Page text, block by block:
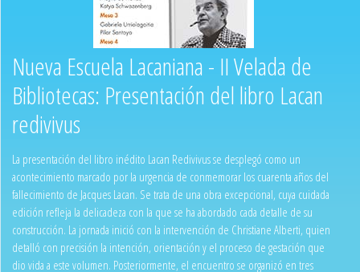
Nueva Escuela Lacaniana - II Velada de
Bibliotecas: Presentación del libro Lacan
redivivus
La presentación del libro inédito Lacan Redivivus se desplegó como un
acontecimiento marcado por la urgencia de conmemorar los cuarenta años del
fallecimiento de Jacques Lacan. Se trata de una obra excepcional, cuya cuidada
edición refleja la delicadeza con la que se ha abordado cada detalle de su
construcción. La jornada inició con la intervención de Christiane Alberti, quien
detalló con precisión la intención, orientación y el proceso de gestación que
dio vida a este volumen. Posteriormente, el encuentro se organizó en tres